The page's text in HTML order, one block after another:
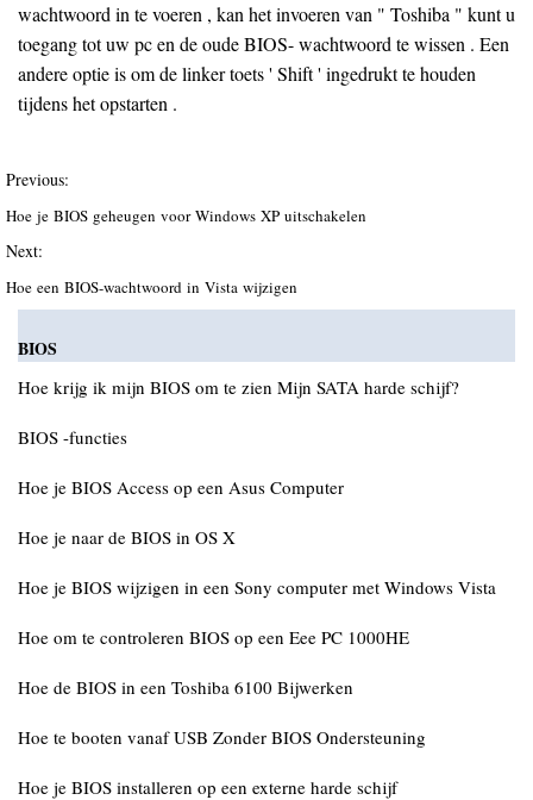
wachtwoord in te voeren , kan het invoeren van " Toshiba " kunt u
toegang tot uw pc en de oude BIOS- wachtwoord te wissen . Een
andere optie is om de linker toets ' Shift ' ingedrukt te houden
tijdens het opstarten .
Previous:
Hoe je BIOS geheugen voor Windows XP uitschakelen
Next:
Hoe een BIOS-wachtwoord in Vista wijzigen
BIOS
Hoe krijg ik mijn BIOS om te zien Mijn SATA harde schijf?
BIOS -functies
Hoe je BIOS Access op een Asus Computer
Hoe je naar de BIOS in OS X
Hoe je BIOS wijzigen in een Sony computer met Windows Vista
Hoe om te controleren BIOS op een Eee PC 1000HE
Hoe de BIOS in een Toshiba 6100 Bijwerken
Hoe te booten vanaf USB Zonder BIOS Ondersteuning
Hoe je BIOS installeren op een externe harde schijf